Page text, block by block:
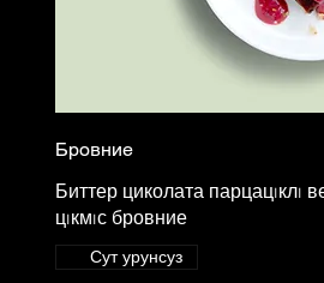
Бровние
Биттер циколата парцацıклı
цıкмıс бровние
Сут урунсуз